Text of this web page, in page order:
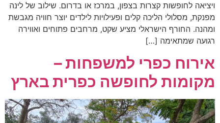
ויציאה לחופשות קצרות בצפון, במרכז או בדרום. שילוב של לינה
מפנקת, מסלולי הליכה קלים ופעילויות לילדים יוצר חוויה מגבשת
ומהנה. החורף הישראלי מציע שקט, מרחבים פתוחים ואווירה
רגועה שמתאימה […]
אירוח כפרי למשפחות –
מקומות לחופשה כפרית בארץ